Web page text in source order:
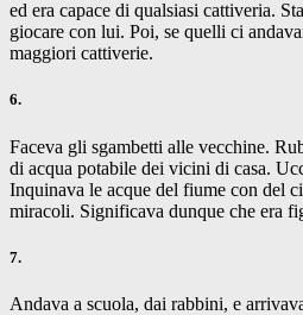
ed era capace di qualsiasi cattiveria.
giocare con lui. Poi, se quelli ci
maggiori cattiverie.
6.
Faceva gli sgambetti alle vecchine.
di acqua potabile dei vicini di casa.
Inquinava le acque del fiume con del
miracoli. Significava dunque che era
7.
Andava a scuola, dai rabbini, e